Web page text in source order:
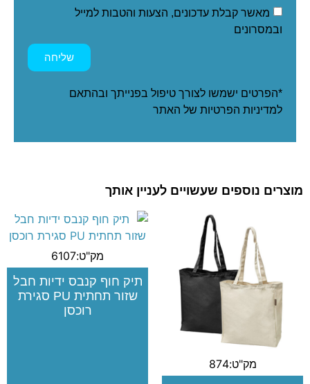
מאשר קבלת עדכונים, הצעות והטבות למייל
ובמסרונים
שליחה
*הפרטים ישמשו לצורך טיפול בפנייתך ובהתאם
למדיניות הפרטיות של האתר
מוצרים נוספים שעשויים לעניין אותך
מק"ט:874
מק"ט:6107
תיק חוף קנבס ידיות חבל
שזור תחתית PU סגירת
רוכסן